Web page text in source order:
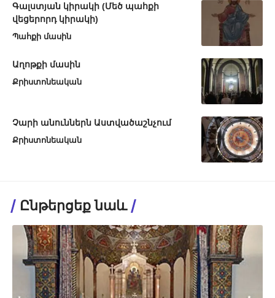
Գալստյան կիրակի (Մեծ պահքի
վեցերորդ կիրակի)
Պահքի մասին
Աղոթքի մասին
Քրիստոնեական
Չարի անուններն Աստվածաշնչում
Քրիստոնեական
Ընթերցեք նաև